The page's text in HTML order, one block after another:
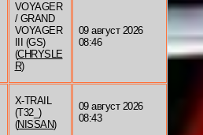
VOYAGER
/ GRAND
VOYAGER
III (GS)
(CHRYSLE
R)
09 август 2026
08:46
X-TRAIL
(T32_)
(NISSAN)
09 август 2026
08:43